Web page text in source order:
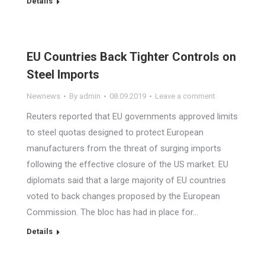
EU Countries Back Tighter Controls on
Steel Imports
Newnews By admin 08.09.2019 Leave a comment
Reuters reported that EU governments approved limits
to steel quotas designed to protect European
manufacturers from the threat of surging imports
following the effective closure of the US market. EU
diplomats said that a large majority of EU countries
voted to back changes proposed by the European
Commission. The bloc has had in place for…
Details